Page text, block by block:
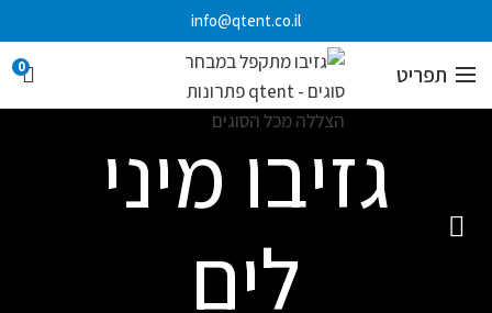
info@qtent.co.il
תפריט 0
גזיבו מיני
לים